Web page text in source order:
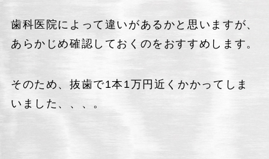
歯科医院によって違いがあるかと思いますが、
あらかじめ確認しておくのをおすすめします。
そのため、抜歯で1本1万円近くかかってしま
いました、、、。